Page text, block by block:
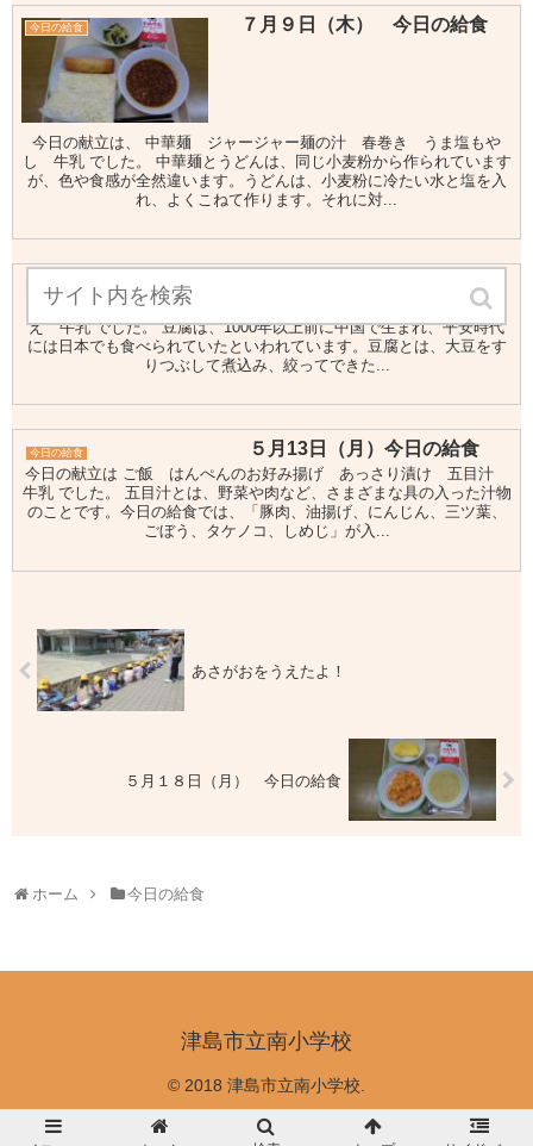
今日の給食 ７月９日（木） 今日の給食
今日の献立は、 中華麺 ジャージャー麺の汁 春巻き うま塩もや
し 牛乳 でした。 中華麺とうどんは、同じ小麦粉から作られています
が、色や食感が全然違います。うどんは、小麦粉に冷たい水と塩を入
れ、よくこねて作ります。それに対...
今日の給食 ５月２９日（金） 今日の給食
今日の献立は、 ご飯 麻婆豆腐 コーンしゅうまい 寒天の甘酢和
え 牛乳 でした。 豆腐は、1000年以上前に中国で生まれ、平安時代
には日本でも食べられていたといわれています。豆腐とは、大豆をす
りつぶして煮込み、絞ってできた...
今日の給食 ５月13日（月）今日の給食
今日の献立は ご飯 はんぺんのお好み揚げ あっさり漬け 五目汁
牛乳 でした。 五目汁とは、野菜や肉など、さまざまな具の入った汁物
のことです。今日の給食では、「豚肉、油揚げ、にんじん、三ツ葉、
ごぼう、タケノコ、しめじ」が入...
あさがおをうえたよ！
５月１８日（月） 今日の給食
ホーム 今日の給食
津島市立南小学校
© 2018 津島市立南小学校.